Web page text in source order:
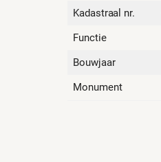
Kadastraal nr.
Functie
Bouwjaar
Monument